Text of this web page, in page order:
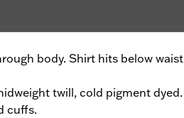
body. Shirt hits below waist
twill, cold pigment dyed.
cuffs.